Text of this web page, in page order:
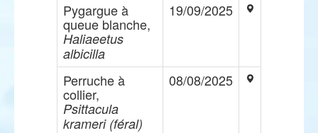
Pygargue à
queue blanche,
Haliaeetus
albicilla
19/09/2025
Perruche à
collier,
Psittacula
krameri (féral)
08/08/2025